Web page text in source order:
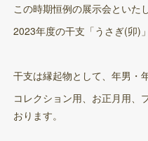
この時期恒例の展示会といた
2023年度の干支「うさぎ(卯)
干支は縁起物として、年男・
コレクション用、お正月用、
おります。